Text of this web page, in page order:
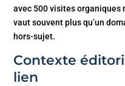
avec 500 visites
vaut souvent plus qu’un
hors-sujet.
Contexte
lien